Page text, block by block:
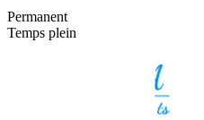
Permanent
Temps plein